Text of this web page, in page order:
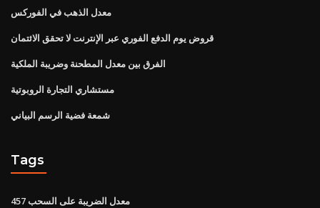
معدل الذهب في الفوركس
قروض يوم الدفع الفوري عبر الإنترنت لا تحقق الائتمان
الفرق بين معدل المطحنة وضريبة الملكية
مستشاري التجارة الروبوتية
شمعة فضية الرسم البياني
Tags
457 معدل الضريبة على السحب